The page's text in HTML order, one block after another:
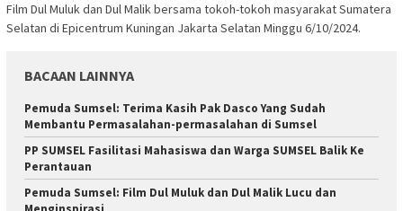
Film Dul Muluk dan Dul Malik bersama tokoh-tokoh masyarakat Sumatera
Selatan di Epicentrum Kuningan Jakarta Selatan Minggu 6/10/2024.
BACAAN LAINNYA
Pemuda Sumsel: Terima Kasih Pak Dasco Yang Sudah
Membantu Permasalahan-permasalahan di Sumsel
PP SUMSEL Fasilitasi Mahasiswa dan Warga SUMSEL Balik Ke
Perantauan
Pemuda Sumsel: Film Dul Muluk dan Dul Malik Lucu dan